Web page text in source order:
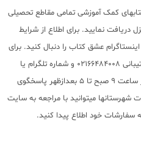
کمک آموزشی تمامی مقاطع تحصیلی
دریافت نمایید. برای اطلاع از شرایط
عشق کتاب را دنبال کنید. برای
پیگیری سفارشات تهران شماره تلفن پشتیبانی 02166484008 و شماره تلگرام یا
واتس اپ 09203472622 می باشد که از ساعت 9 صبح تا 5 بعدازظهر پاسخگوی
میتوانید با مراجعه به سایت
خود اطلاع پیدا کنید.